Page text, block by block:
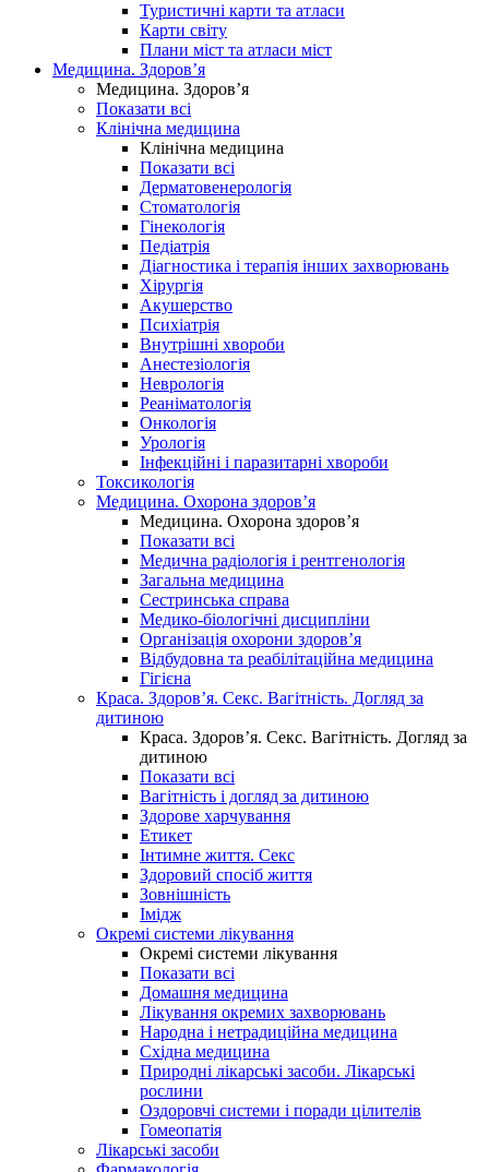
Туристичні карти та атласи
Карти світу
Плани міст та атласи міст
Медицина. Здоров’я
Медицина. Здоров’я
Показати всі
Клінічна медицина
Клінічна медицина
Показати всі
Дерматовенерологія
Стоматологія
Гінекологія
Педіатрія
Діагностика і терапія інших захворювань
Хірургія
Акушерство
Психіатрія
Внутрішні хвороби
Анестезіологія
Неврологія
Реаніматологія
Онкологія
Урологія
Інфекційні і паразитарні хвороби
Токсикологія
Медицина. Охорона здоров’я
Медицина. Охорона здоров’я
Показати всі
Медична радіологія і рентгенологія
Загальна медицина
Сестринська справа
Медико-біологічні дисципліни
Організація охорони здоров’я
Відбудовна та реабілітаційна медицина
Гігієна
Краса. Здоров’я. Секс. Вагітність. Догляд за
дитиною
Краса. Здоров’я. Секс. Вагітність. Догляд за
дитиною
Показати всі
Вагітність і догляд за дитиною
Здорове харчування
Етикет
Інтимне життя. Секс
Здоровий спосіб життя
Зовнішність
Імідж
Окремі системи лікування
Окремі системи лікування
Показати всі
Домашня медицина
Лікування окремих захворювань
Народна і нетрадиційна медицина
Східна медицина
Природні лікарські засоби. Лікарські
рослини
Оздоровчі системи і поради цілителів
Гомеопатія
Лікарські засоби